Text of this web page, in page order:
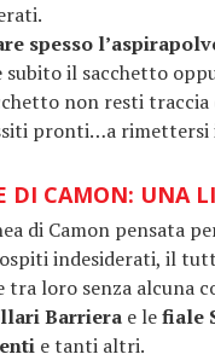
spesso
subito il sacchetto
non resti
pronti…a rimettersi
DI CAMON: UNA
di Camon pensata
ospiti indesiderati, il
tra loro senza alcuna
Barriera e lefiale
e tanti altri.